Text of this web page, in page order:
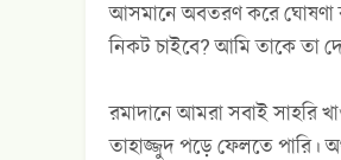
আসমানে অবতরণ করে ঘোষণা
নিকট চাইবে? আমি তাকে তা
রমাদানে আমরা সবাই সাহরি
তাহাজ্জুদ পড়ে ফেলতে